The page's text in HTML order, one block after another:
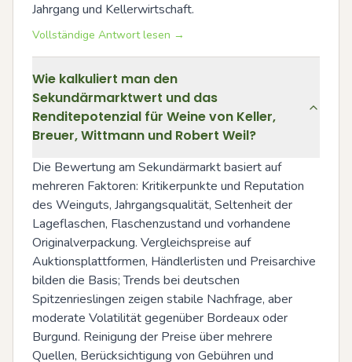
Jahrgang und Kellerwirtschaft.
Vollständige Antwort lesen →
Wie kalkuliert man den
Sekundärmarktwert und das
Renditepotenzial für Weine von Keller,
Breuer, Wittmann und Robert Weil?
Die Bewertung am Sekundärmarkt basiert auf
mehreren Faktoren: Kritikerpunkte und Reputation
des Weinguts, Jahrgangsqualität, Seltenheit der
Lageflaschen, Flaschenzustand und vorhandene
Originalverpackung. Vergleichspreise auf
Auktionsplattformen, Händlerlisten und Preisarchive
bilden die Basis; Trends bei deutschen
Spitzenrieslingen zeigen stabile Nachfrage, aber
moderate Volatilität gegenüber Bordeaux oder
Burgund. Reinigung der Preise über mehrere
Quellen, Berücksichtigung von Gebühren und